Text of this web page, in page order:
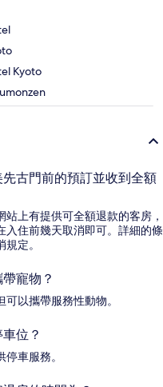
Kyoto
古門前的預訂並收到全額
上有提供可全額退款的客房，
入住前幾天取消即可。詳細的條
定。
寵物？
以攜帶服務性動物。
位？
車服務。